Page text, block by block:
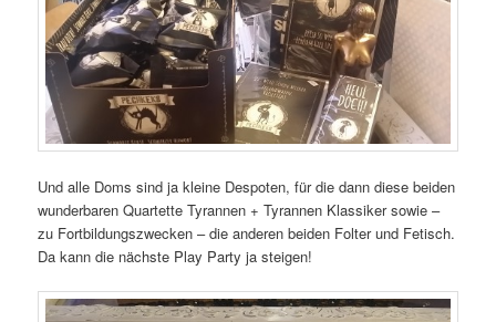
Und alle Doms sind ja kleine Despoten, für die dann diese beiden
wunderbaren Quartette Tyrannen + Tyrannen Klassiker sowie –
zu Fortbildungszwecken – die anderen beiden Folter und Fetisch.
Da kann die nächste Play Party ja steigen!